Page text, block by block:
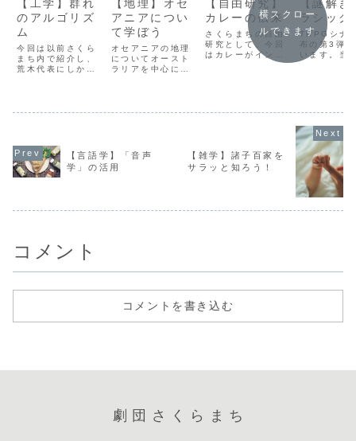
【工学】群れ
のアルゴリズ
ム
今回は以前さくら
まち内で紹介し、
荒木代表にしかウ
だか厳めしい感じ
ですよね。日本語
だとかっこいい感
【地理】オセ
アニアについ
て学ぼう
オセアニアの地理
についてオースト
ラリアを中心に説
す。
【自由研究】
カレーの伝来
さくらまちの自由
研究として、今回
はカレーがイン
ド、イギリス、日
ーカレーが開発さ
れた。その後、ル
し、戦争をきっか
【謎解
ラシック
TRPGシナ
布の第3弾
います。当
作成いたし
た。今回は
オ成分少な
ひとつの謎
まったり楽
いただけれ
思...
横スクロー
ルできます
【言語学】「音声
学」の活用
【雑学】諸子百家を
サラッと知ろう！
コメント
コメントを書き込む
劇団さくらまち